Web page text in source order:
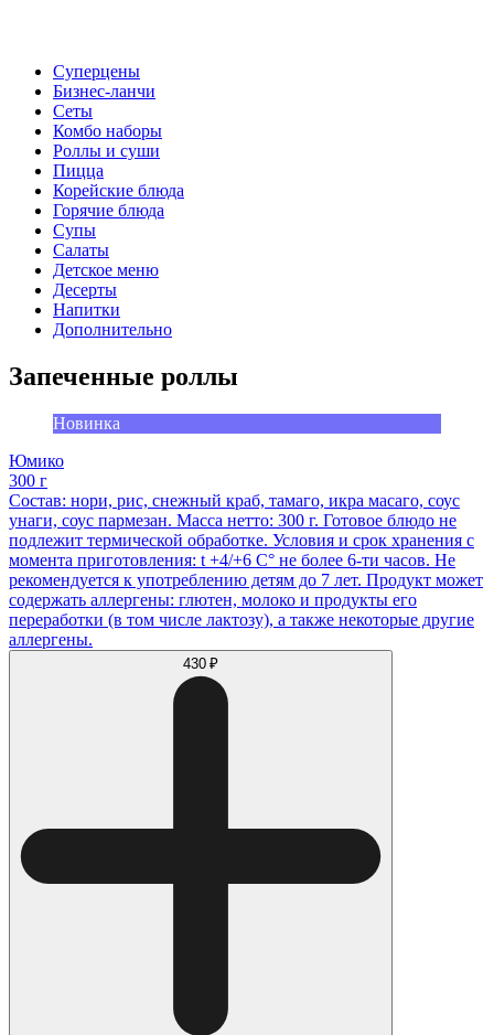
Суперцены
Бизнес-ланчи
Сеты
Комбо наборы
Роллы и суши
Пицца
Корейские блюда
Горячие блюда
Супы
Салаты
Детское меню
Десерты
Напитки
Дополнительно
Запеченные роллы
Новинка
Юмико
300 г
Состав: нори, рис, снежный краб, тамаго, икра масаго, соус
унаги, соус пармезан. Масса нетто: 300 г. Готовое блюдо не
подлежит термической обработке. Условия и срок хранения с
момента приготовления: t +4/+6 С° не более 6-ти часов. Не
рекомендуется к употреблению детям до 7 лет. Продукт может
содержать аллергены: глютен, молоко и продукты его
переработки (в том числе лактозу), а также некоторые другие
аллергены.
430 ₽